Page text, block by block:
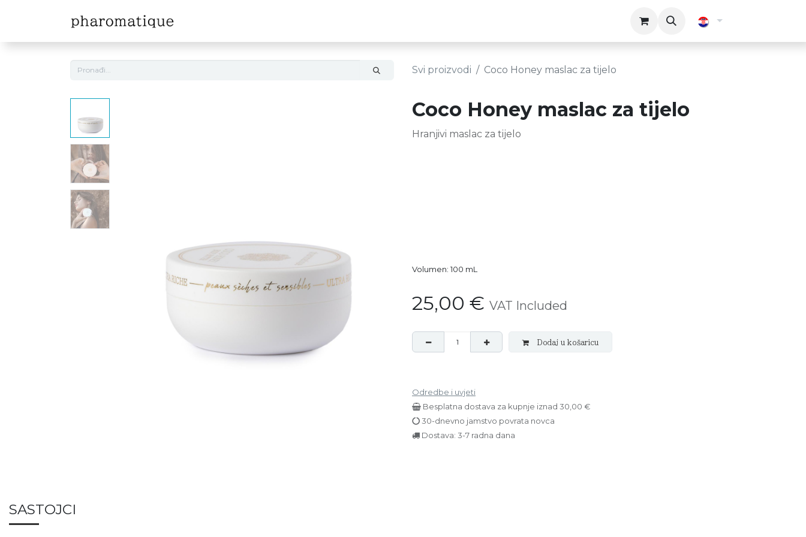
Svi proizvodi Coco Honey maslac za tijelo
Coco Honey maslac za tijelo
Hranjivi maslac za tijelo
Volumen: 100 mL
25,00 € VAT Included
Dodaj u košaricu
Odredbe i uvjeti
Besplatna dostava za kupnje iznad 30,00 €
30-dnevno jamstvo povrata novca
Dostava: 3-7 radna dana
SASTOJCI